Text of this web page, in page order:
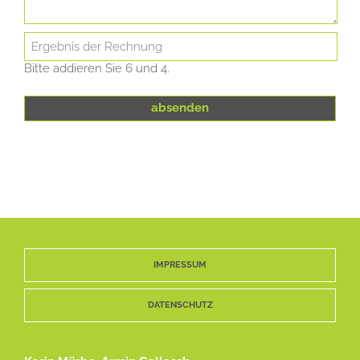
Bitte addieren Sie 6 und 4.
IMPRESSUM
DATENSCHUTZ